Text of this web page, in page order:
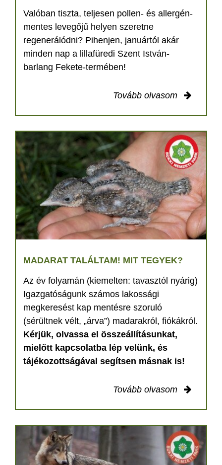
Valóban tiszta, teljesen pollen- és allergén-
mentes levegőjű helyen szeretne
regenerálódni? Pihenjen, januártól akár
minden nap a lillafüredi Szent István-
barlang Fekete-termében!
Tovább olvasom
MADARAT TALÁLTAM! MIT TEGYEK?
Az év folyamán (kiemelten: tavasztól nyárig)
Igazgatóságunk számos lakossági
megkeresést kap mentésre szoruló
(sérültnek vélt, „árva”) madarakról, fiókákról.
Kérjük, olvassa el összeállításunkat,
mielőtt kapcsolatba lép velünk, és
tájékozottságával segítsen másnak is!
Tovább olvasom